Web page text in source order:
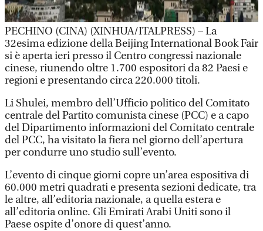
PECHINO (CINA) (XINHUA/ITALPRESS) – La
32esima edizione della Beijing International Book Fair
si è aperta ieri presso il Centro congressi nazionale
cinese, riunendo oltre 1.700 espositori da 82 Paesi e
regioni e presentando circa 220.000 titoli.
Li Shulei, membro dell’Ufficio politico del Comitato
centrale del Partito comunista cinese (PCC) e a capo
del Dipartimento informazioni del Comitato centrale
del PCC, ha visitato la fiera nel giorno dell’apertura
per condurre uno studio sull’evento.
L’evento di cinque giorni copre un’area espositiva di
60.000 metri quadrati e presenta sezioni dedicate, tra
le altre, all’editoria nazionale, a quella estera e
all’editoria online. Gli Emirati Arabi Uniti sono il
Paese ospite d’onore di quest’anno.